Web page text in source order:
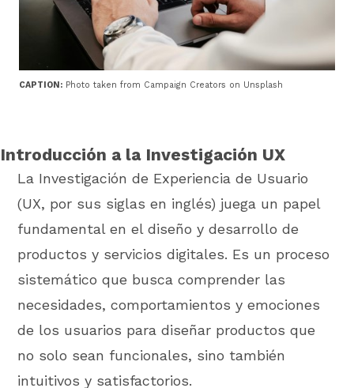
CAPTION: Photo taken from Campaign Creators on Unsplash
Introducción a la Investigación UX
La Investigación de Experiencia de Usuario
(UX, por sus siglas en inglés) juega un papel
fundamental en el diseño y desarrollo de
productos y servicios digitales. Es un proceso
sistemático que busca comprender las
necesidades, comportamientos y emociones
de los usuarios para diseñar productos que
no solo sean funcionales, sino también
intuitivos y satisfactorios.